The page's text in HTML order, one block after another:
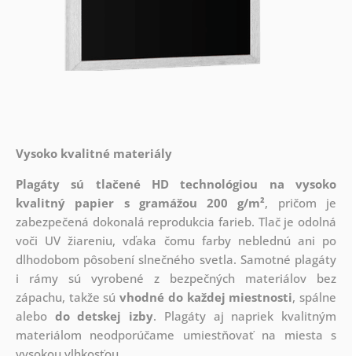
Vysoko kvalitné materiály
Plagáty sú tlačené HD technológiou na vysoko
kvalitný papier s gramážou 200 g/m², pričom je
zabezpečená dokonalá reprodukcia farieb. Tlač je odolná
voči UV žiareniu, vďaka čomu farby neblednú ani po
dlhodobom pôsobení slnečného svetla. Samotné plagáty
i rámy sú vyrobené z bezpečných materiálov bez
zápachu, takže súvhodné do každej miestnosti, spálne
alebo do detskej izby. Plagáty aj napriek kvalitným
materiálom neodporúčame umiestňovať na miesta s